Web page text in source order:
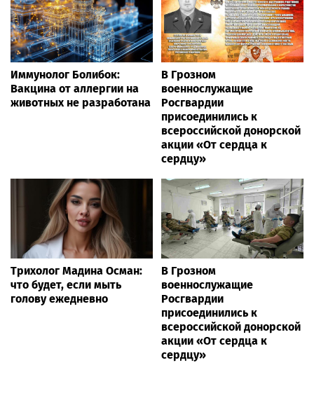
Иммунолог Болибок:
Вакцина от аллергии на
животных не разработана
В Грозном
военнослужащие
Росгвардии
присоединились к
всероссийской донорской
акции «От сердца к
сердцу»
Трихолог Мадина Осман:
что будет, если мыть
голову ежедневно
В Грозном
военнослужащие
Росгвардии
присоединились к
всероссийской донорской
акции «От сердца к
сердцу»